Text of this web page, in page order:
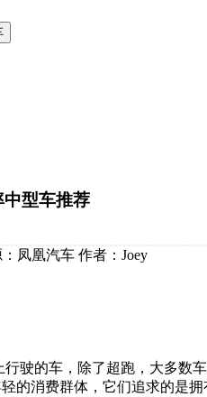
型车推荐
凤凰汽车 作者：Joey
行驶的车，除了超跑，大多数
的消费群体，它们追求的是